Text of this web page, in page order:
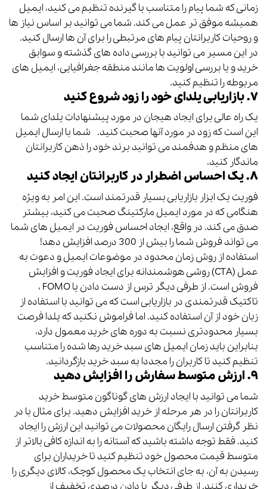
زمانی که شما پیام را متناسب با گیرنده تنظیم می کنید، ایمیل
همیشه موفق تر عمل می کند. شما می توانید بر اساس نیاز ها
و روحیات کاربرانتان پیام های مرتبطی را برای آن ها ارسال کنید.
در این مسیر می توانید با بررسی داده های گذشته و سوابق
خرید و یا بررسی اولویت ها مانند منطقه جغرافیایی، ایمیل های
مربوطه را تنظیم کنید.
۷. بازاریابی یلدای خود را زود شروع کنید
یک راه عالی برای ایجاد هیجان در مورد پیشنهادات یلدای شما
این است که زود در مورد آنها صحبت کنید. شما با ارسال ایمیل
های منظم و هدفمند می توانید برند خود را ذهن کاربرانتان
ماندگار کنید.
۸. یک احساس اضطرار در کاربرانتان ایجاد کنید
فوریت یک ابزار بازاریابی بسیار قدرتمند است. این امر به ویژه
هنگامی که در مورد ایمیل مارکتینگ صحبت می کنید، بیشتر
صدق می کند. در واقع، ایجاد احساس فوریت در ایمیل های شما
می تواند فروش شما را بیش از 300 درصد افزایش دهد!
استفاده از روش زمان محدود در موضوعات ایمیل و دعوت به
عمل (CTA) روشی هوشمندانه برای ایجاد فوریت و افزایش
فروش است.
از طرفی دیگر ترس از دست دادن یا FOMO ،
تاکتیک قدرتمندی در بازاریابی است که می توانید با استفاده از
زبان خود از آن استفاده کنید. اما فراموش نکنید که یلدا فرصت
بسیار محدودتری نسبت به دوره های خرید معمول دارد،
بنابراین باید زمان ایمیل های سبد خرید رها شده را متناسب
تنظیم کنید تا کاربران را مجددا به سبد خرید بازگردانید.
۹. ارزش متوسط ​​سفارش را افزایش دهید
شما می توانید با ایجاد ارزش های گوناگون متوسط خرید
کاربرانتان را در هر مرحله از خرید افزایش دهید. برای مثال با در
نظر گرفتن ارسال رایگان محصولات می توانید این ارزش را ایجاد
کنید. فقط توجه داشته باشید که آستانه را به اندازه کافی بالاتر از
متوسط ​​قیمت محصول خود تنظیم کنید تا خریداران برای
رسیدن به آن، به جای انتخاب یک محصول کوچک، کالای دیگری را
خریداری کنند. از طرفی دیگر با دادن درصدی تخفیف از